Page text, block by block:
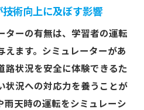
術向上に及ぼす影響
ターの有無は、学習者の運転
えます。シミュレーターがあ
路状況を安全に体験できるた
状況への対応力を養うことが
雨天時の運転をシミュレーシ